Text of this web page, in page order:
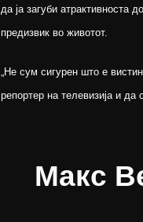
да ја загуби атрактивноста
предизвик во животот.
„Не сум сигурен што е
репортер на телевизија и да
Макс